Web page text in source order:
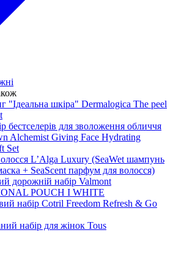
"Ідеальна шкіра" Dermalogica The peel
бестселерів для зволоження обличчя
Alchemist Giving Face Hydrating
Set
L’Alga Luxury (SeaWet шампунь
+ SeaScent парфум для волосся)
дорожній набір Valmont
POUCH I WHITE
набір Cotril Freedom Refresh & Go
набір для жінок Tous